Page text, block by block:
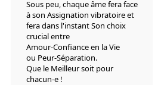
Sous peu, chaque âme fera face
à son Assignation vibratoire et
fera dans l'instant Son choix
crucial entre
Amour-Confiance en la Vie
ou Peur-Séparation.
Que le Meilleur soit pour
chacun-e !